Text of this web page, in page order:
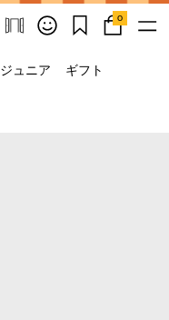
0
ジュニア ギフト